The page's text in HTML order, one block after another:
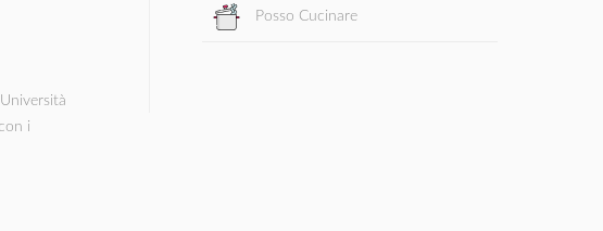
i
Posso Cucinare